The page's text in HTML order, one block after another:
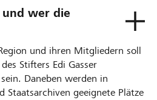
und wer die
und ihren Mitgliedern soll
Stifters Edi Gasser
Daneben werden in
Staatsarchiven geeignete Plätze